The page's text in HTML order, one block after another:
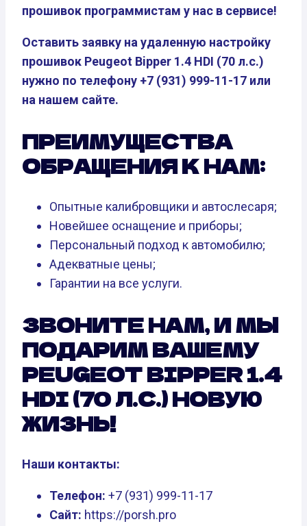
прошивок программистам у нас в сервисе!
Оставить заявку на удаленную настройку
прошивок Peugeot Bipper 1.4 HDI (70 л.с.)
нужно по телефону +7 (931) 999-11-17 или
на нашем сайте.
ПРЕИМУЩЕСТВА
ОБРАЩЕНИЯ К НАМ:
Опытные калибровщики и автослесаря;
Новейшее оснащение и приборы;
Персональный подход к автомобилю;
Адекватные цены;
Гарантии на все услуги.
ЗВОНИТЕ НАМ, И МЫ
ПОДАРИМ ВАШЕМУ
PEUGEOT BIPPER 1.4
HDI (70 Л.С.) НОВУЮ
ЖИЗНЬ!
Наши контакты:
Телефон: +7 (931) 999-11-17
Сайт: https://porsh.pro